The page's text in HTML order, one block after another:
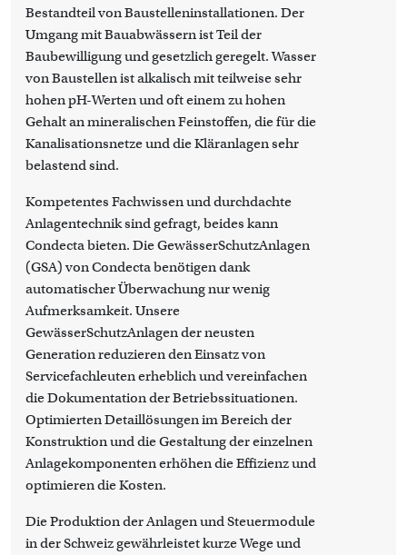
Bestandteil von Baustelleninstallationen. Der
Umgang mit Bauabwässern ist Teil der
Baubewilligung und gesetzlich geregelt. Wasser
von Baustellen ist alkalisch mit teilweise sehr
hohen pH-Werten und oft einem zu hohen
Gehalt an mineralischen Feinstoffen, die für die
Kanalisationsnetze und die Kläranlagen sehr
belastend sind.
Kompetentes Fachwissen und durchdachte
Anlagentechnik sind gefragt, beides kann
Condecta bieten. Die GewässerSchutzAnlagen
(GSA) von Condecta benötigen dank
automatischer Überwachung nur wenig
Aufmerksamkeit. Unsere
GewässerSchutzAnlagen der neusten
Generation reduzieren den Einsatz von
Servicefachleuten erheblich und vereinfachen
die Dokumentation der Betriebssituationen.
Optimierten Detaillösungen im Bereich der
Konstruktion und die Gestaltung der einzelnen
Anlagekomponenten erhöhen die Effizienz und
optimieren die Kosten.
Die Produktion der Anlagen und Steuermodule
in der Schweiz gewährleistet kurze Wege und